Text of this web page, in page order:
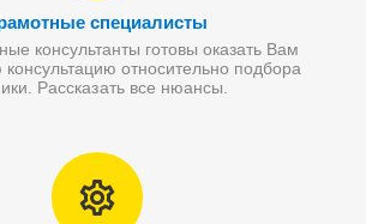
специалисты
консультанты готовы оказать Вам
консультацию относительно подбора
Рассказать все нюансы.